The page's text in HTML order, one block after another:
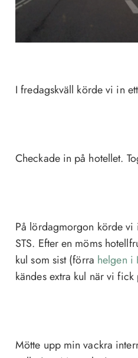
I fredagskväll körde vi in
Checkade in på hotellet.
På lördagmorgon körde vi
STS. Efter en möms
kul som sist (förra helgen i
kändes extra kul när vi
Mötte upp min vackra